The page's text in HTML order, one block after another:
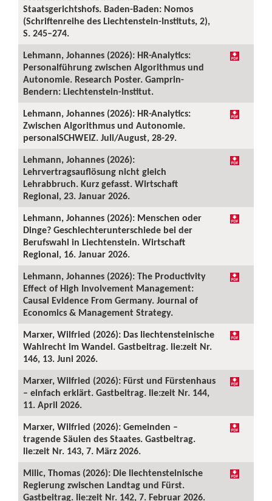
Staatsgerichtshofs. Baden-Baden: Nomos
(Schriftenreihe des Liechtenstein-Instituts, 2),
S. 245–274.
Lehmann, Johannes (2026): HR-Analytics:
Personalführung zwischen Algorithmus und
Autonomie. Research Poster. Gamprin-
Bendern: Liechtenstein-Institut.
Lehmann, Johannes (2026): HR-Analytics:
Zwischen Algorithmus und Autonomie.
personalSCHWEIZ. Juli/August, 28-29.
Lehmann, Johannes (2026):
Lehrvertragsauflösung nicht gleich
Lehrabbruch. Kurz gefasst. Wirtschaft
Regional, 23. Januar 2026.
Lehmann, Johannes (2026): Menschen oder
Dinge? Geschlechterunterschiede bei der
Berufswahl in Liechtenstein. Wirtschaft
Regional, 16. Januar 2026.
Lehmann, Johannes (2026): The Productivity
Effect of High Involvement Management:
Causal Evidence From Germany. Journal of
Economics & Management Strategy.
Marxer, Wilfried (2026): Das liechtensteinische
Wahlrecht im Wandel. Gastbeitrag. lie:zeit Nr.
146, 13. Juni 2026.
Marxer, Wilfried (2026): Fürst und Fürstenhaus
– einfach erklärt. Gastbeitrag. lie:zeit Nr. 144,
11. April 2026.
Marxer, Wilfried (2026): Gemeinden –
tragende Säulen des Staates. Gastbeitrag.
lie:zeit Nr. 143, 7. März 2026.
Milic, Thomas (2026): Die liechtensteinische
Regierung zwischen Landtag und Fürst.
Gastbeitrag. lie:zeit Nr. 142, 7. Februar 2026.